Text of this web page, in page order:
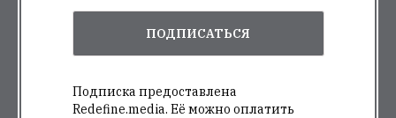
ПОДПИСАТЬСЯ
Подписка предоставлена
Redefine.media. Её можно оплатить